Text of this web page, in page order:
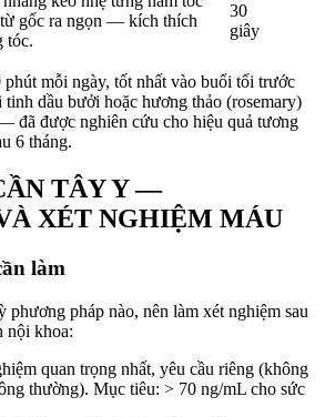
gốc ra ngọn — kích thích
tóc.
30
giây
mỗi ngày, tốt nhất vào buổi tối trước
dầu bưởi hoặc hương thảo (rosemary)
đã được nghiên cứu cho hiệu quả tương
6 tháng.
TÂY Y —
XÉT NGHIỆM MÁU
làm
pháp nào, nên làm xét nghiệm sau
nội khoa:
quan trọng nhất, yêu cầu riêng (không
thường). Mục tiêu: > 70 ng/mL cho sức